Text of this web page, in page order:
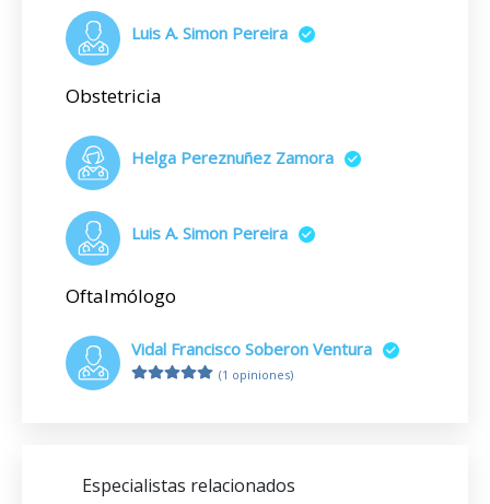
Luis A. Simon Pereira
Obstetricia
Helga Pereznuñez Zamora
Luis A. Simon Pereira
Oftalmólogo
Vidal Francisco Soberon Ventura
(1 opiniones)
Especialistas relacionados